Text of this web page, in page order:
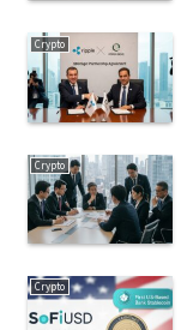
Crypto
Crypto
Crypto